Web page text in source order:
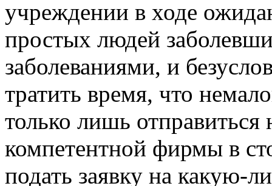
учреждении в ходе
простых людей
заболеваниями, и
тратить время, что
только лишь отправиться
компетентной фирмы в
подать заявку на какую-